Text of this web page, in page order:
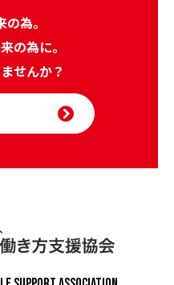
為。
の為に。
せんか？